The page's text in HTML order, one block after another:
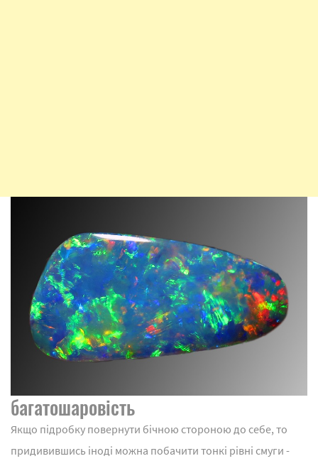
багатошаровість
Якщо підробку повернути бічною стороною до себе, то
придивившись іноді можна побачити тонкі рівні смуги -